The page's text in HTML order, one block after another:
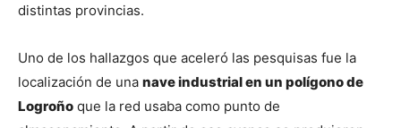
distintas provincias.
Uno de los hallazgos que aceleró las pesquisas fue la
localización de una nave industrial en un polígono de
Logroño que la red usaba como punto de